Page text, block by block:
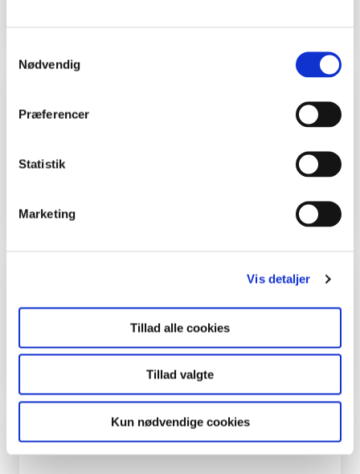
Nødvendig
Præferencer
Statistik
Marketing
Vis detaljer
Tillad alle cookies
Tillad valgte
Kun nødvendige cookies
Papir – evt.
1 lektion i klassen.